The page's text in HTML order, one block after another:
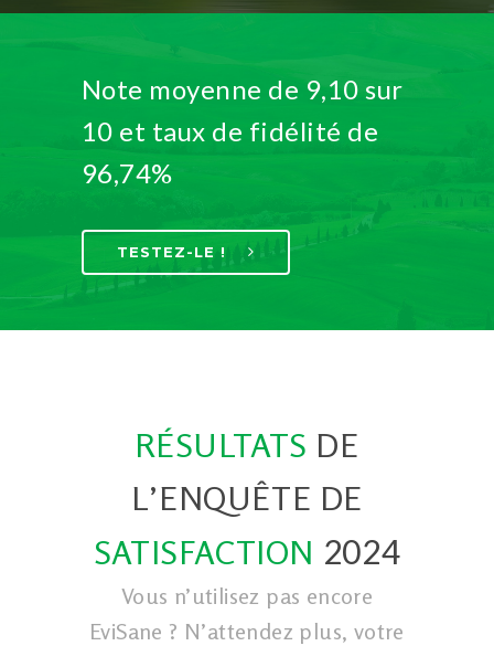
Note moyenne de 9,10 sur
10 et taux de fidélité de
96,74%
TESTEZ-LE !
RÉSULTATS DE
L’ENQUÊTE DE
SATISFACTION 2024
Vous n’utilisez pas encore
EviSane ? N’attendez plus, votre